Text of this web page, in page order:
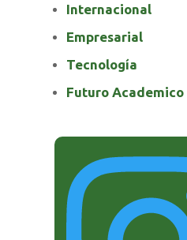
Internacional
Empresarial
Tecnología
Futuro Academico